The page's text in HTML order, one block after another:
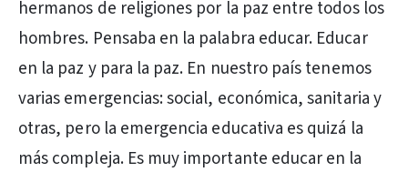
hermanos de religiones por la paz entre todos los
hombres. Pensaba en la palabra educar. Educar
en la paz y para la paz. En nuestro país tenemos
varias emergencias: social, económica, sanitaria y
otras, pero la emergencia educativa es quizá la
más compleja. Es muy importante educar en la